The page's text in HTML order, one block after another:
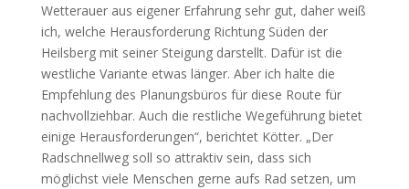
Wetterauer aus eigener Erfahrung sehr gut, daher weiß
ich, welche Herausforderung Richtung Süden der
Heilsberg mit seiner Steigung darstellt. Dafür ist die
westliche Variante etwas länger. Aber ich halte die
Empfehlung des Planungsbüros für diese Route für
nachvollziehbar. Auch die restliche Wegeführung bietet
einige Herausforderungen“, berichtet Kötter. „Der
Radschnellweg soll so attraktiv sein, dass sich
möglichst viele Menschen gerne aufs Rad setzen, um